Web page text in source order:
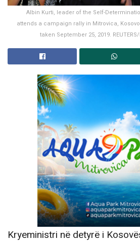
Albin Kurti, leader of the Self-
attends a campaign rally in Mitrovica,
taken September 25, 2019.
Kryeministri në detyrë i